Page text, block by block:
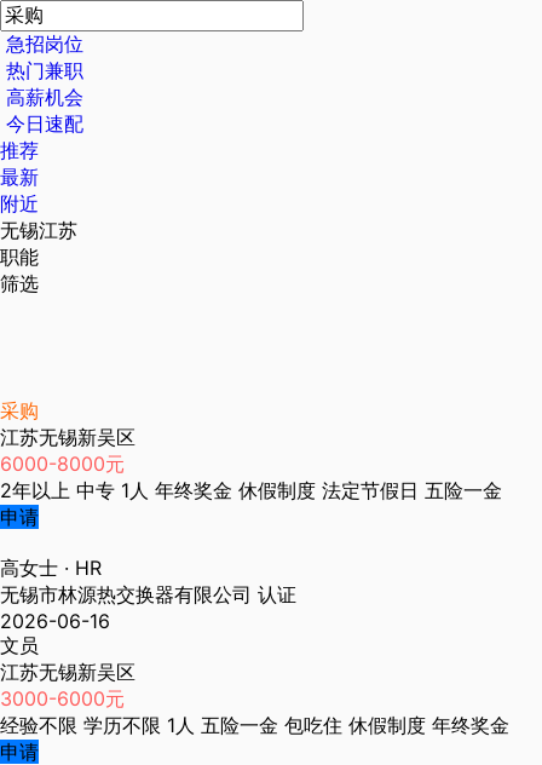
急招岗位
热门兼职
高薪机会
今日速配
推荐
最新
附近
无锡江苏
职能
筛选
采购
江苏无锡新吴区
6000-8000元
2年以上 中专 1人 年终奖金 休假制度 法定节假日 五险一金
申请
高女士 · HR
无锡市林源热交换器有限公司 认证
2026-06-16
文员
江苏无锡新吴区
3000-6000元
经验不限 学历不限 1人 五险一金 包吃住 休假制度 年终奖金
申请